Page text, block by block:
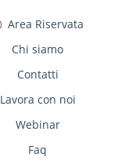
Area Riservata
Chi siamo
Contatti
Lavora con noi
Webinar
Faq